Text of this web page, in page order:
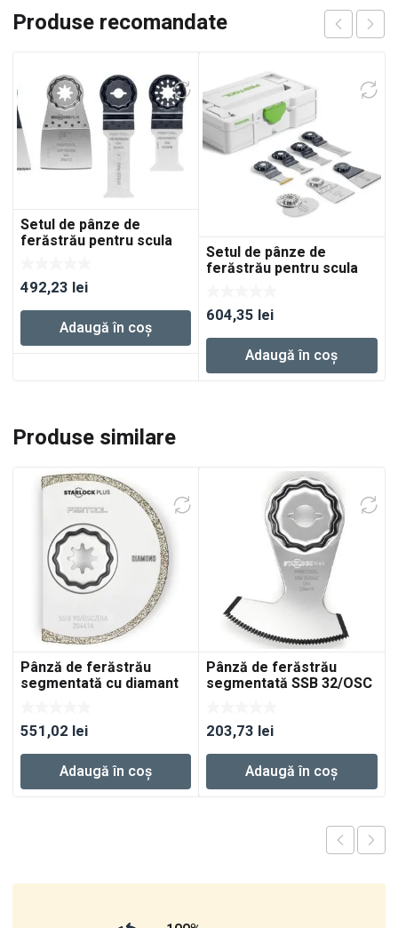
Produse recomandate
Setul de pânze de
ferăstrău pentru scula
SORT/5
492,23 lei
Adaugă în coș
Setul de pânze de
ferăstrău pentru scula
76-OSC-SORT/7
604,35 lei
Adaugă în coș
Produse similare
Pânză de ferăstrău
segmentată cu diamant
551,02 lei
Adaugă în coș
Pânză de ferăstrău
segmentată SSB 32/OSC
203,73 lei
Adaugă în coș